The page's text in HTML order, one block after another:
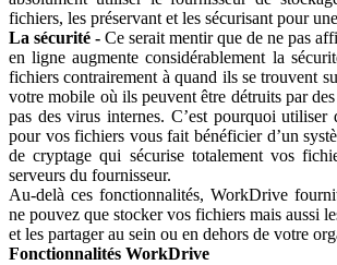
fichiers, les préservant et les sécurisant pour
La sécurité - Ce serait mentir que de ne pas
en ligne augmente considérablement la
fichiers contrairement à quand ils se trouvent
votre mobile où ils peuvent être détruits par
pas des virus internes. C’est pourquoi utiliser
pour vos fichiers vous fait bénéficier d’un
de cryptage qui sécurise totalement vos
serveurs du fournisseur.
Au-delà ces fonctionnalités, WorkDrive
ne pouvez que stocker vos fichiers mais aussi
et les partager au sein ou en dehors de votre
Fonctionnalités WorkDrive